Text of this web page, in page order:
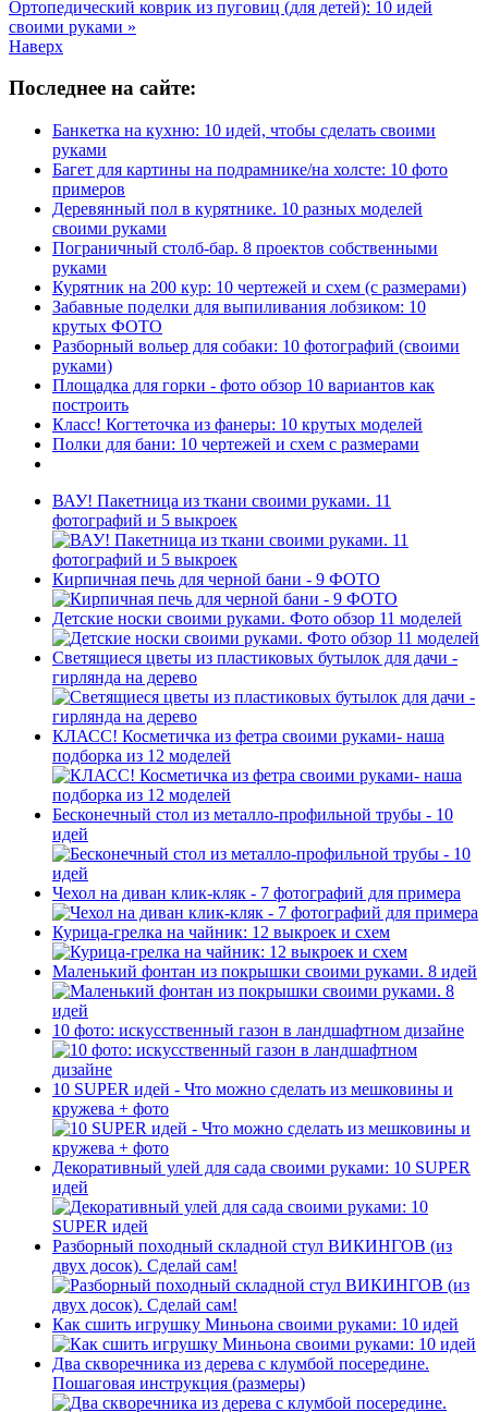
Ортопедический коврик из пуговиц (для детей): 10 идей
своими руками »
Наверх
Последнее на сайте:
Банкетка на кухню: 10 идей, чтобы сделать своими
руками
Багет для картины на подрамнике/на холсте: 10 фото
примеров
Деревянный пол в курятнике. 10 разных моделей
своими руками
Пограничный столб-бар. 8 проектов собственными
руками
Курятник на 200 кур: 10 чертежей и схем (с размерами)
Забавные поделки для выпиливания лобзиком: 10
крутых ФОТО
Разборный вольер для собаки: 10 фотографий (своими
руками)
Площадка для горки - фото обзор 10 вариантов как
построить
Класс! Когтеточка из фанеры: 10 крутых моделей
Полки для бани: 10 чертежей и схем с размерами
ВАУ! Пакетница из ткани своими руками. 11
фотографий и 5 выкроек
Кирпичная печь для черной бани - 9 ФОТО
Детские носки своими руками. Фото обзор 11 моделей
Светящиеся цветы из пластиковых бутылок для дачи -
гирлянда на дерево
КЛАСС! Косметичка из фетра своими руками- наша
подборка из 12 моделей
Бесконечный стол из металло-профильной трубы - 10
идей
Чехол на диван клик-кляк - 7 фотографий для примера
Курица-грелка на чайник: 12 выкроек и схем
Маленький фонтан из покрышки своими руками. 8 идей
10 фото: искусственный газон в ландшафтном дизайне
10 SUPER идей - Что можно сделать из мешковины и
кружева + фото
Декоративный улей для сада своими руками: 10 SUPER
идей
Разборный походный складной стул ВИКИНГОВ (из
двух досок). Сделай сам!
Как сшить игрушку Миньона своими руками: 10 идей
Два скворечника из дерева с клумбой посередине.
Пошаговая инструкция (размеры)